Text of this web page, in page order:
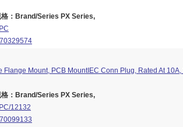
：Brand/Series PX Series,
70329574
Flange Mount, PCB MountIEC Conn Plug, Rated At 10A,
：Brand/Series PX Series,
12132
70099133